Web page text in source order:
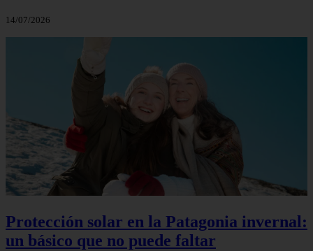
14/07/2026
Protección solar en la Patagonia invernal:
un básico que no puede faltar